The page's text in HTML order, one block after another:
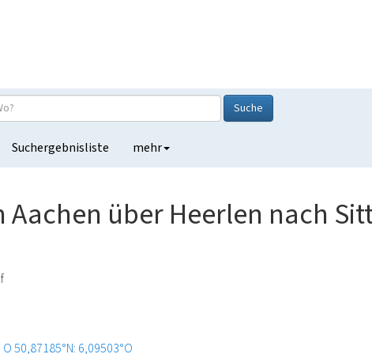
Suche
Suchergebnisliste mehr
Aachen über Heerlen nach
O50,87185°N: 6,09503°O